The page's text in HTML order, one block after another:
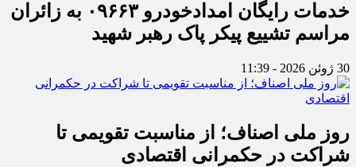
خدمات رایگان امدادخودرو ۰۹۶۶۳ به زائران
مراسم تشییع پیکر پاک رهبر شهید
30 ژوئن 2026 - 11:39
روز ملی اصناف؛ از مناسبت تقویمی تا
شراکت در حکمرانی اقتصادی